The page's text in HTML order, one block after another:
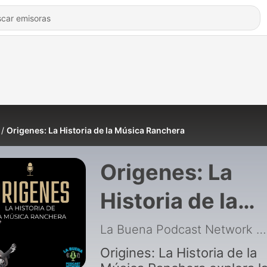
Origenes: La Historia de la Música Ranchera
Origenes: La
Historia de la
Música Ranchera
La Buena Podcast Network |
Origines: La Historia de la